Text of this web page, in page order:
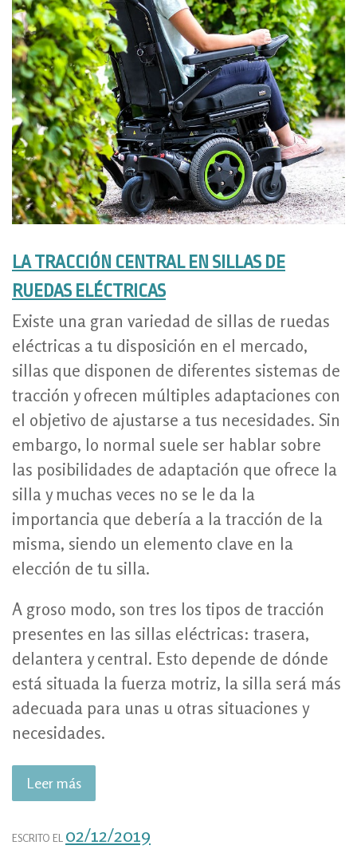
LA TRACCIÓN CENTRAL EN SILLAS DE
RUEDAS ELÉCTRICAS
Existe una gran variedad de sillas de ruedas
eléctricas a tu disposición en el mercado,
sillas que disponen de diferentes sistemas de
tracción y ofrecen múltiples adaptaciones con
el objetivo de ajustarse a tus necesidades. Sin
embargo, lo normal suele ser hablar sobre
las posibilidades de adaptación que ofrece la
silla y muchas veces no se le da la
importancia que debería a la tracción de la
misma, siendo un elemento clave en la
elección de tu silla.
A groso modo, son tres los tipos de tracción
presentes en las sillas eléctricas: trasera,
delantera y central. Esto depende de dónde
está situada la fuerza motriz, la silla será más
adecuada para unas u otras situaciones y
necesidades.
Leer más«La
tracción
central
en
ESCRITO EL 02/12/2019